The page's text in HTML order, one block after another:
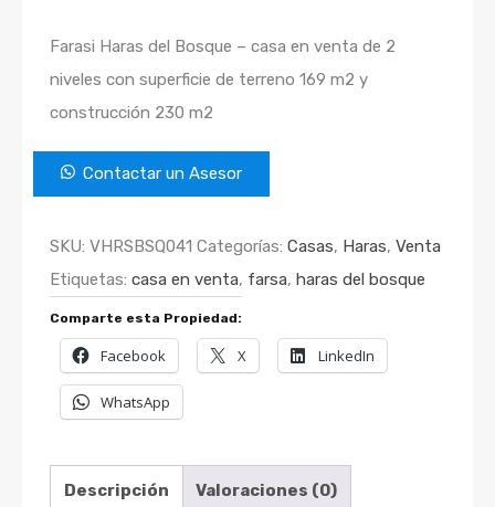
Farasi Haras del Bosque – casa en venta de 2
niveles con superficie de terreno 169 m2 y
construcción 230 m2
Contactar un Asesor
SKU: VHRSBSQ041 Categorías: Casas, Haras, Venta
Etiquetas: casa en venta, farsa, haras del bosque
Comparte esta Propiedad:
Facebook X LinkedIn
WhatsApp
Descripción Valoraciones (0)